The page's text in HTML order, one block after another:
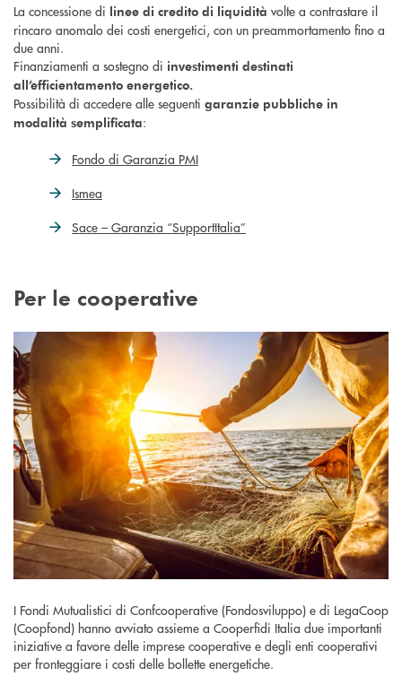
La concessione di linee di credito di liquidità volte a contrastare il
rincaro anomalo dei costi energetici, con un preammortamento fino a
due anni.
Finanziamenti a sostegno di investimenti destinati
all’efficientamento energetico.
Possibilità di accedere alle seguenti garanzie pubbliche in
modalità semplificata:
Fondo di Garanzia PMI
Ismea
Sace – Garanzia “SupportItalia”
Per le cooperative
I Fondi Mutualistici di Confcooperative (Fondosviluppo) e di LegaCoop
(Coopfond) hanno avviato assieme a Cooperfidi Italia due importanti
iniziative a favore delle imprese cooperative e degli enti cooperativi
per fronteggiare i costi delle bollette energetiche.